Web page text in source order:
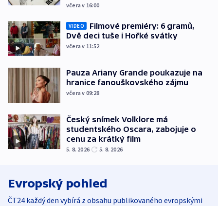
včera v 16:00
VIDEO
Filmové premiéry: 6 gramů,
Dvě deci tuše i Hořké svátky
včera v 11:52
Pauza Ariany Grande poukazuje na
hranice fanouškovského zájmu
včera v 09:28
Český snímek Volklore má
studentského Oscara, zabojuje o
cenu za krátký film
5. 8. 2026 5. 8. 2026
Evropský pohled
ČT24 každý den vybírá z obsahu publikovaného evropskými